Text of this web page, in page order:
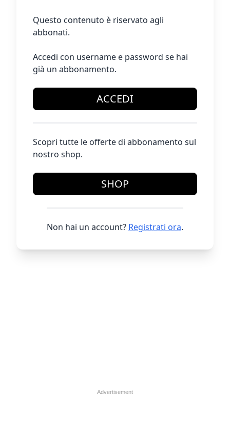
Questo contenuto è riservato agli
abbonati.
Accedi con username e password se hai
già un abbonamento.
ACCEDI
Scopri tutte le offerte di abbonamento sul
nostro shop.
SHOP
Non hai un account? Registrati ora.